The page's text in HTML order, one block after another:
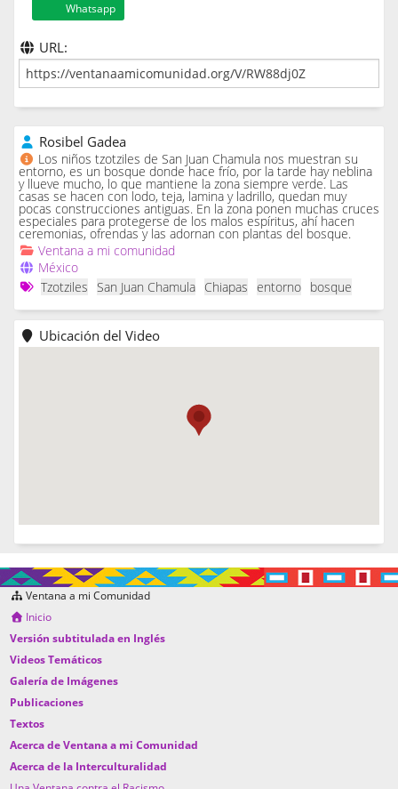
Whatsapp
URL:
Rosibel Gadea
Los niños tzotziles de San Juan Chamula nos muestran su
entorno, es un bosque donde hace frío, por la tarde hay neblina
y llueve mucho, lo que mantiene la zona siempre verde. Las
casas se hacen con lodo, teja, lamina y ladrillo, quedan muy
pocas construcciones antiguas. En la zona ponen muchas cruces
especiales para protegerse de los malos espíritus, ahí hacen
ceremonias, ofrendas y las adornan con plantas del bosque.
Ventana a mi comunidad
México
Tzotziles
San Juan Chamula Chiapas entorno bosque
Ubicación del Video
Ventana a mi Comunidad
Inicio
Versión subtitulada en Inglés
Videos Temáticos
Galería de Imágenes
Publicaciones
Textos
Acerca de Ventana a mi Comunidad
Acerca de la Interculturalidad